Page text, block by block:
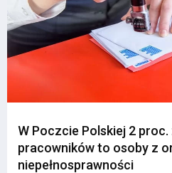
W Poczcie Polskiej 2
pracowników to osoby z
niepełnosprawności